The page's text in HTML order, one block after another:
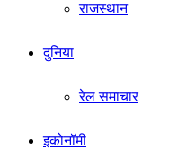
राजस्थान
दुनिया
रेल समाचार
इकोनॉमी